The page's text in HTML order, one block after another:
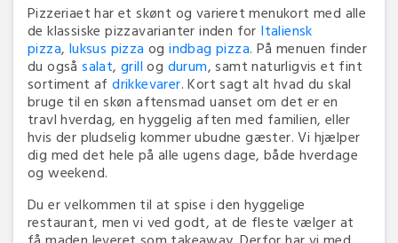
Pizzeriaet har et skønt og varieret menukort med alle
de klassiske pizzavarianter inden for Italiensk
pizza, luksus pizza ogindbag pizza. På menuen finder
du ogsåsalat,grill og durum, samt naturligvis et fint
sortiment afdrikkevarer. Kort sagt alt hvad du skal
bruge til en skøn aftensmad uanset om det er en
travl hverdag, en hyggelig aften med familien, eller
hvis der pludselig kommer ubudne gæster. Vi hjælper
dig med det hele på alle ugens dage, både hverdage
og weekend.
Du er velkommen til at spise i den hyggelige
restaurant, men vi ved godt, at de fleste vælger at